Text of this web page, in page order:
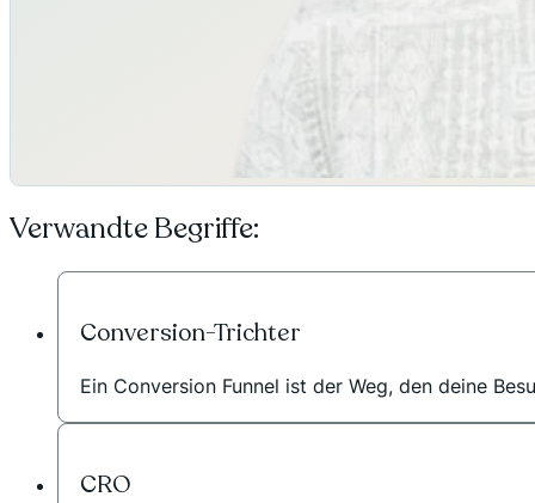
Verwandte Begriffe:
Conversion-Trichter
Ein Conversion Funnel ist der Weg, den deine
CRO